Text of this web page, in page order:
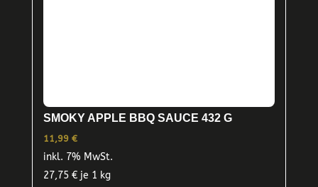
SMOKY APPLE BBQ SAUCE 432 G
11,99 €
inkl. 7% MwSt.
27,75 €je 1 kg